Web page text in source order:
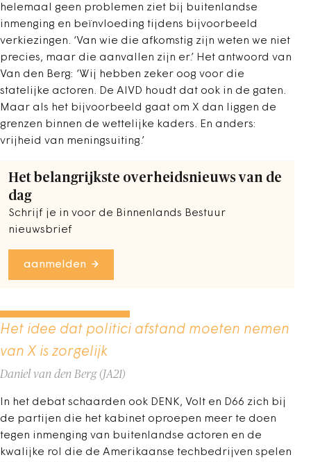
helemaal geen problemen ziet bij buitenlandse
inmenging en beïnvloeding tijdens bijvoorbeeld
verkiezingen. ‘Van wie die afkomstig zijn weten we niet
precies, maar die aanvallen zijn er.’ Het antwoord van
Van den Berg: ‘Wij hebben zeker oog voor die
statelijke actoren. De AIVD houdt dat ook in de gaten.
Maar als het bijvoorbeeld gaat om X dan liggen de
grenzen binnen de wettelijke kaders. En anders:
vrijheid van meningsuiting.’
Het belangrijkste overheidsnieuws van de
dag
Schrijf je in voor de Binnenlands Bestuur
nieuwsbrief
aanmelden
Het idee dat politici afstand moeten nemen
van X is zorgelijk
Daniel van den Berg (JA21)
In het debat schaarden ook DENK, Volt en D66 zich bij
de partijen die het kabinet oproepen meer te doen
tegen inmenging van buitenlandse actoren en de
kwalijke rol die de Amerikaanse techbedrijven spelen